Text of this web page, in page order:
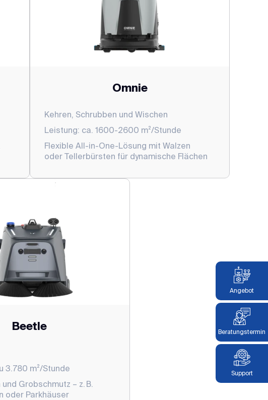
Omnie
Kehren, Schrubben und Wischen
Leistung: ca. 1600-2600 m²/Stunde
Flexible All-in-One-Lösung mit Walzen
oder Tellerbürsten für dynamische Flächen
Beetle
3.780 m²/Stunde
Grobschmutz – z. B.
oder Parkhäuser
Angebot
Beratungstermin
Support